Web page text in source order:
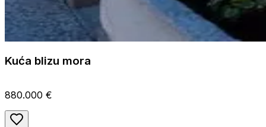
Kuća blizu mora
880.000 €